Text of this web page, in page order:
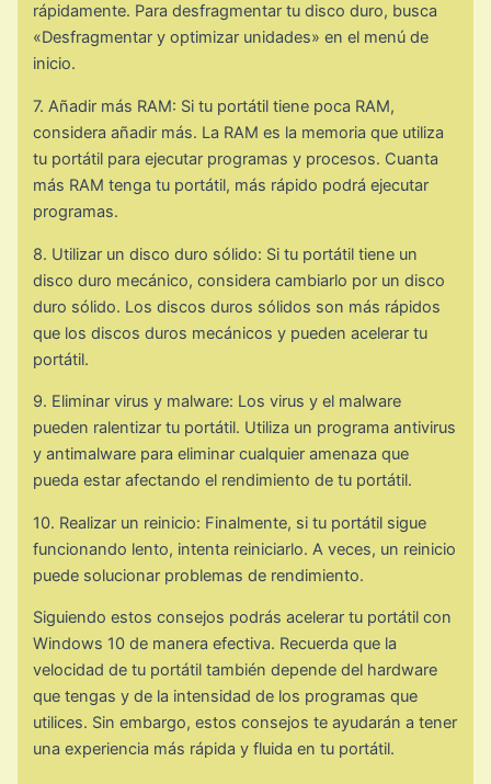
rápidamente. Para desfragmentar tu disco duro, busca
«Desfragmentar y optimizar unidades» en el menú de
inicio.
7. Añadir más RAM: Si tu portátil tiene poca RAM,
considera añadir más. La RAM es la memoria que utiliza
tu portátil para ejecutar programas y procesos. Cuanta
más RAM tenga tu portátil, más rápido podrá ejecutar
programas.
8. Utilizar un disco duro sólido: Si tu portátil tiene un
disco duro mecánico, considera cambiarlo por un disco
duro sólido. Los discos duros sólidos son más rápidos
que los discos duros mecánicos y pueden acelerar tu
portátil.
9. Eliminar virus y malware: Los virus y el malware
pueden ralentizar tu portátil. Utiliza un programa antivirus
y antimalware para eliminar cualquier amenaza que
pueda estar afectando el rendimiento de tu portátil.
10. Realizar un reinicio: Finalmente, si tu portátil sigue
funcionando lento, intenta reiniciarlo. A veces, un reinicio
puede solucionar problemas de rendimiento.
Siguiendo estos consejos podrás acelerar tu portátil con
Windows 10 de manera efectiva. Recuerda que la
velocidad de tu portátil también depende del hardware
que tengas y de la intensidad de los programas que
utilices. Sin embargo, estos consejos te ayudarán a tener
una experiencia más rápida y fluida en tu portátil.